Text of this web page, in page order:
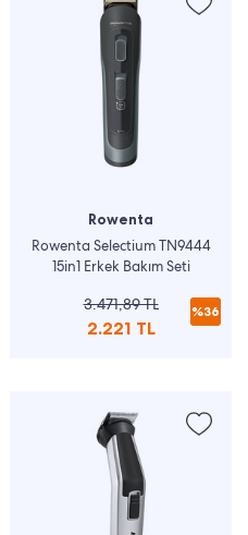
Rowenta
Rowenta Selectium TN9444
15in1 Erkek Bakım Seti
3.471,89 TL
2.221 TL
%36